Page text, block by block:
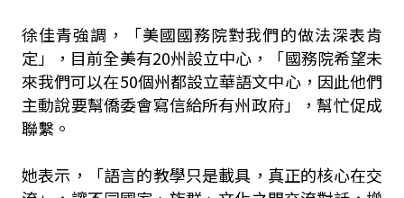
徐佳青強調，「美國國務院對我們的做法深表肯
定」，目前全美有20州設立中心，「國務院希望未
來我們可以在50個州都設立華語文中心，因此他們
主動說要幫僑委會寫信給所有州政府」，幫忙促成
聯繫。
她表示，「語言的教學只是載具，真正的核心在交